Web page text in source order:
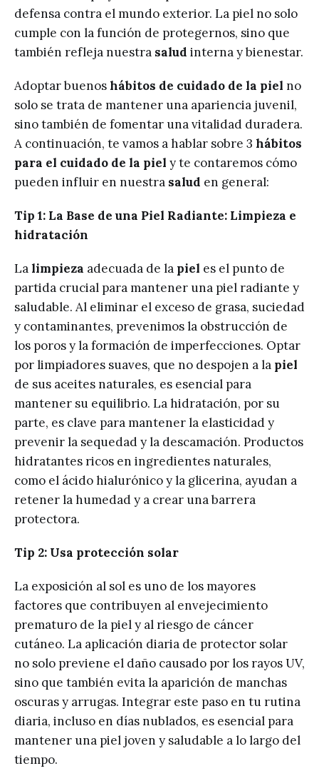
defensa contra el mundo exterior. La piel no solo
cumple con la función de protegernos, sino que
también refleja nuestra salud interna y bienestar.
Adoptar buenoshábitos de cuidado de la piel no
solo se trata de mantener una apariencia juvenil,
sino también de fomentar una vitalidad duradera.
A continuación, te vamos a hablar sobre 3 hábitos
para el cuidado de la piel y te contaremos cómo
pueden influir en nuestra salud en general:
Tip 1: La Base de una Piel Radiante: Limpieza e
hidratación
Lalimpieza adecuada de la piel es el punto de
partida crucial para mantener una piel radiante y
saludable. Al eliminar el exceso de grasa, suciedad
y contaminantes, prevenimos la obstrucción de
los poros y la formación de imperfecciones. Optar
por limpiadores suaves, que no despojen a la piel
de sus aceites naturales, es esencial para
mantener su equilibrio. La hidratación, por su
parte, es clave para mantener la elasticidad y
prevenir la sequedad y la descamación. Productos
hidratantes ricos en ingredientes naturales,
como el ácido hialurónico y la glicerina, ayudan a
retener la humedad y a crear una barrera
protectora.
Tip 2: Usa protección solar
La exposición al sol es uno de los mayores
factores que contribuyen al envejecimiento
prematuro de la piel y al riesgo de cáncer
cutáneo. La aplicación diaria de protector solar
no solo previene el daño causado por los rayos UV,
sino que también evita la aparición de manchas
oscuras y arrugas. Integrar este paso en tu rutina
diaria, incluso en días nublados, es esencial para
mantener una piel joven y saludable a lo largo del
tiempo.